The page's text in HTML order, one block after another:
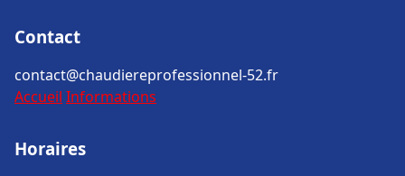
Contact
contact@chaudiereprofessionnel-52.fr
Accueil Informations
Horaires